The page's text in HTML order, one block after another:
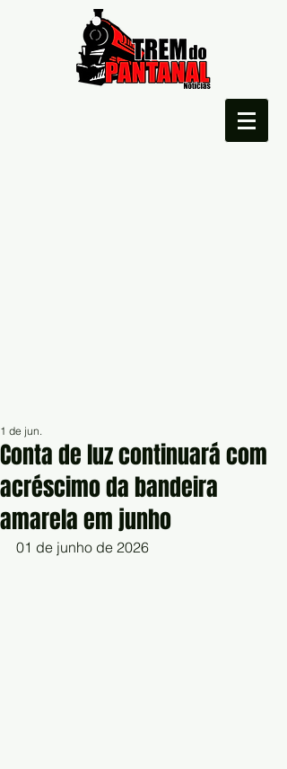
Conta de luz continuará com
acréscimo da bandeira
amarela em junho
1 de jun.
01 de junho de 2026